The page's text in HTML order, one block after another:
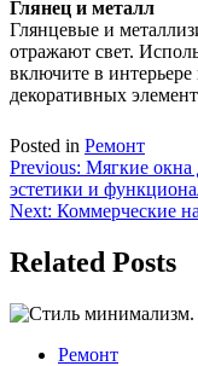
Глянец и металл
Глянцевые и
отражают свет.
включите в
декоративных
Posted in Ремонт
Навигация
по
Previous: Мягкие окна
эстетики и
Next: Коммерческие
Related Posts
Ремонт